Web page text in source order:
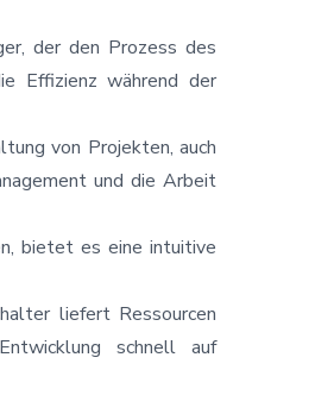
der den Prozess des
Effizienz während der
von Projekten, auch
und die Arbeit
bietet es eine intuitive
liefert Ressourcen
schnell auf